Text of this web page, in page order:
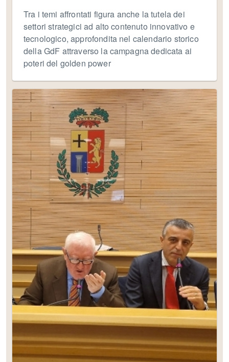
Tra i temi affrontati figura anche la tutela dei
settori strategici ad alto contenuto innovativo e
tecnologico, approfondita nel calendario storico
della GdF attraverso la campagna dedicata ai
poteri del golden power